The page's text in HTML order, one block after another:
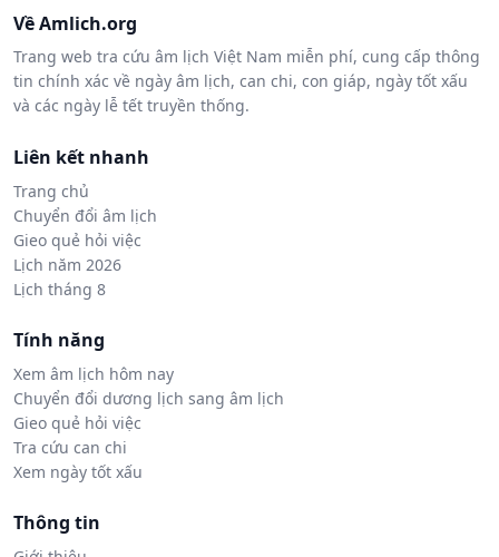
Về Amlich.org
Trang web tra cứu âm lịch Việt Nam miễn phí, cung cấp thông
tin chính xác về ngày âm lịch, can chi, con giáp, ngày tốt xấu
và các ngày lễ tết truyền thống.
Liên kết nhanh
Trang chủ
Chuyển đổi âm lịch
Gieo quẻ hỏi việc
Lịch năm 2026
Lịch tháng 8
Tính năng
Xem âm lịch hôm nay
Chuyển đổi dương lịch sang âm lịch
Gieo quẻ hỏi việc
Tra cứu can chi
Xem ngày tốt xấu
Thông tin